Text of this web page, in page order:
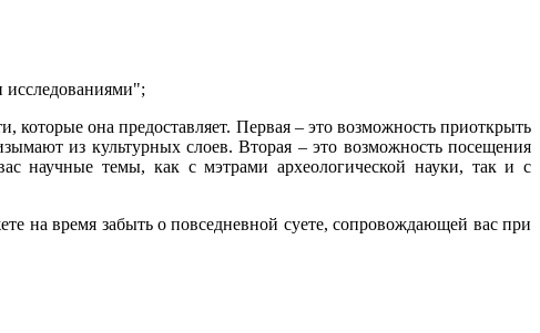
исследованиями";
она предоставляет. Первая – это возможность приоткрыть
из культурных слоев. Вторая – это возможность посещения
научные темы, как с мэтрами археологической науки, так и с
на время забыть о повседневной суете, сопровождающей вас при